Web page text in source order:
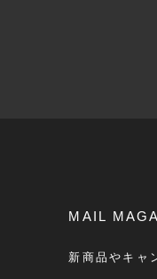
MAIL
新商品やキャ